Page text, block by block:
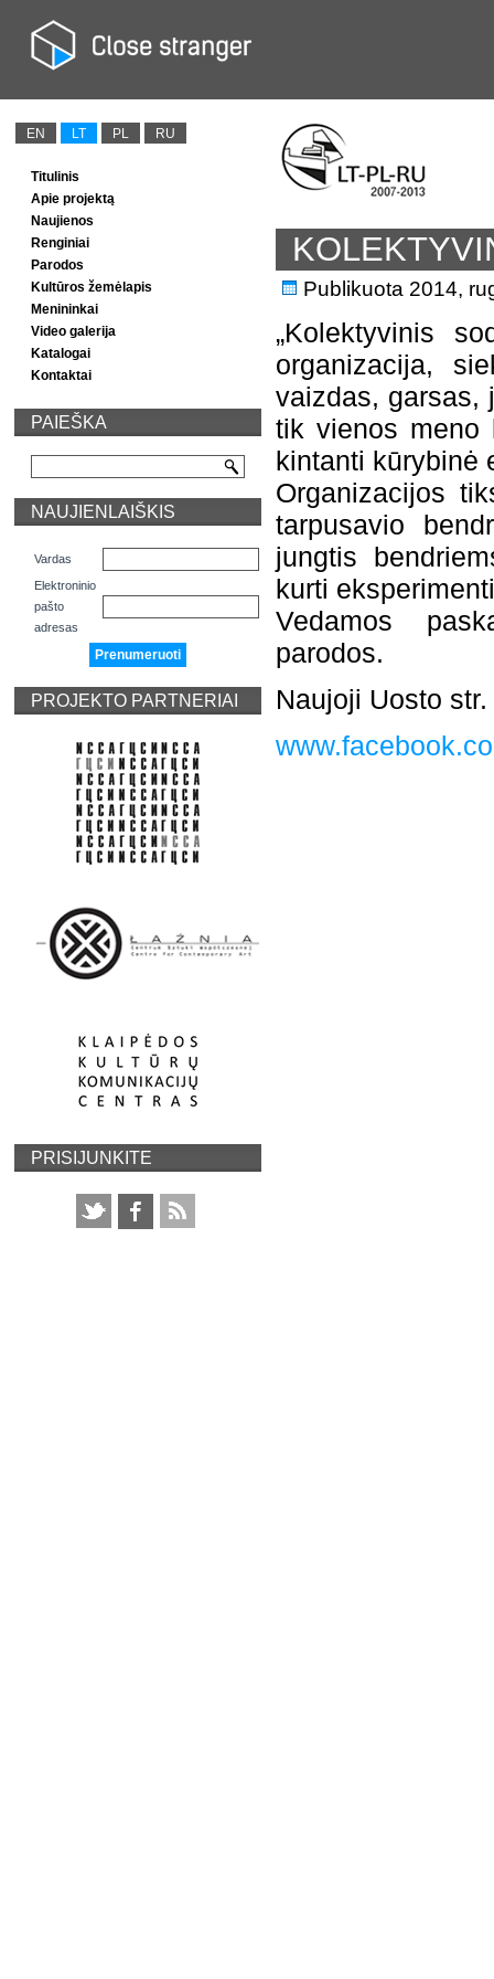
EN LT PL RU
Titulinis
Apie projektą
Naujienos
Renginiai
Parodos
Kultūros žemėlapis
Menininkai
Video galerija
Katalogai
Kontaktai
PAIEŠKA
NAUJIENLAIŠKIS
Vardas
Elektroninio
pašto
adresas
PROJEKTO PARTNERIAI
PRISIJUNKITE
Publikuota 2014,
„Kolektyvinis
organizacija,
vaizdas, garsas,
tik vienos meno
kintanti kūrybinė
Organizacijos
tarpusavio
jungtis
kurti
Vedamos
parodos.
Naujoji Uosto